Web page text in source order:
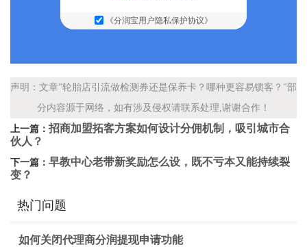
《分润宝用户隐私保护协议》
声明：文章"轮胎店引流做检测券还是保养卡？哪种更容易锁客？"部
分内容源于网络，如有涉及侵权请联系处理,谢谢合作！
上一篇： 招商加盟拓客方案如何设计分佣机制，吸引城市合
伙人？
下一篇： 早教中心老带新奖励怎么设，既不亏本又能持续裂
变？
热门问题
如何关闭代理商分润提现申请功能